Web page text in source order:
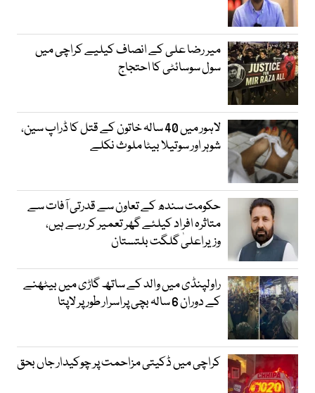
میر رضا علی کے انصاف کیلیے کراچی میں
سول سوسائٹی کا احتجاج
لاہور میں 40 سالہ خاتون کے قتل کا ڈراپ سین،
شوہر اور سوتیلا بیٹا ملوث نکلے
حکومت سندھ کے تعاون سے قدرتی آفات سے
متاثرہ افراد کیلئے گھر تعمیر کر رہے ہیں،
وزیراعلیٰ گلگت بلتستان
راولپنڈی میں والد کے ساتھ گاڑی میں بیٹھنے
کے دوران 6 سالہ بچی پراسرار طور پر لاپتا
کراچی میں ڈکیتی مزاحمت پر چوکیدار جاں بحق